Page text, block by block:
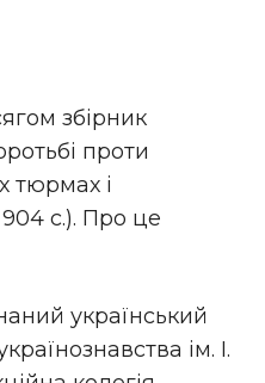
збірник
проти
тюрмах і
904 с.). Про це
український
ім. І.